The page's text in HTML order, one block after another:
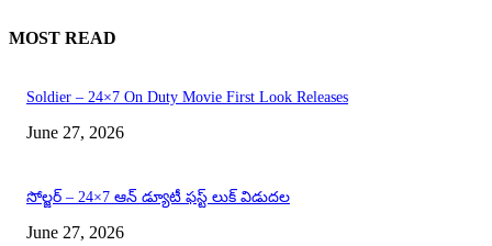
MOST READ
Soldier – 24×7 On Duty Movie First Look Releases
June 27, 2026
సోల్జర్ – 24×7 ఆన్ డ్యూటీ ఫస్ట్ లుక్ విడుదల
June 27, 2026